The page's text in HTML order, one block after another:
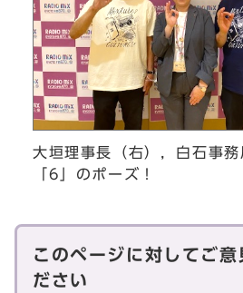
大垣理事長（右），白石事
「6」のポーズ！
このページに対してご意
ださい